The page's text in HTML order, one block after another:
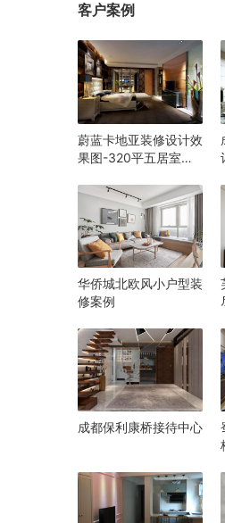
客户案例
蔚蓝卡地亚装修设计效
果图-320平五居室现
华侨城北欧风小户型装
修案例
成都保利康桥接待中心